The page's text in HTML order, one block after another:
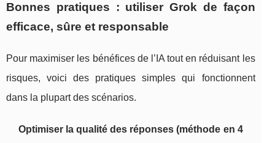
Bonnes pratiques : utiliser Grok de façon
efficace, sûre et responsable
Pour maximiser les bénéfices de l’IA tout en réduisant les
risques, voici des pratiques simples qui fonctionnent
dans la plupart des scénarios.
Optimiser la qualité des réponses (méthode en 4